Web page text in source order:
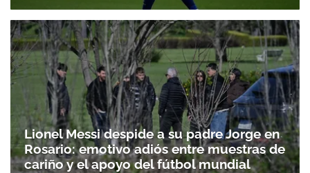
Lionel Messi despide a su padre Jorge en
Rosario: emotivo adiós entre muestras de
cariño y el apoyo del fútbol mundial